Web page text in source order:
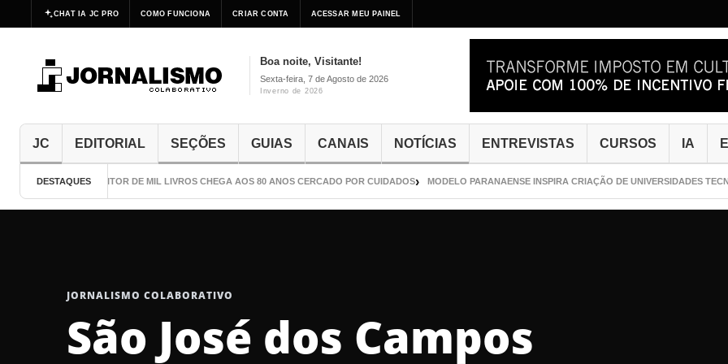
CHAT IA JC PRO COMO FUNCIONA CRIAR CONTA ACESSAR MEU PAINEL
Boa noite, Visitante!
Sexta-feira, 7 de Agosto de 2026
Inverno de 2026
JC EDITORIAL SEÇÕES GUIAS CANAIS NOTÍCIAS ENTREVISTAS CURSOS IA
DESTAQUES
O ESCRITOR DE MIL LIVROS CHEGA AOS 80 ANOS CERCADO POR CUIDADOS MODELO PARANAENSE INSPIRA CRIAÇÃO DE UNIVERSIDADES
JORNALISMO COLABORATIVO
São José dos Campos